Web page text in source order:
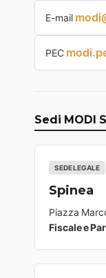
E-mail
PEC
Sedi MODI
SEDE LEGALE
Spinea
Piazza
Fiscale e